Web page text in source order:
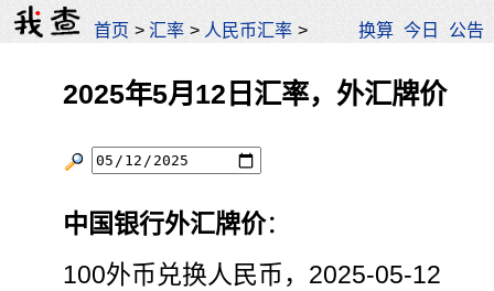
首页 >汇率 > 人民币汇率 > 换算 今日 公告
2025年5月12日汇率，外汇牌价
中国银行外汇牌价：
100外币兑换人民币，2025-05-12